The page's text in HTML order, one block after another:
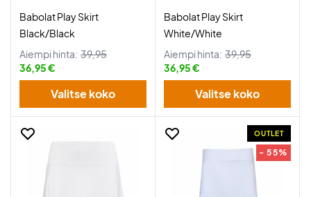
Babolat Play Skirt
Black/Black
Aiempi hinta: 39,95
36,95 €
Valitse koko
Babolat Play Skirt
White/White
Aiempi hinta: 39,95
36,95 €
Valitse koko
OUTLET
- 55%